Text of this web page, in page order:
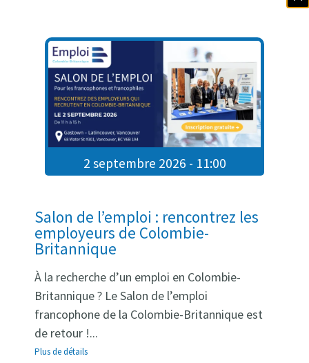
Trouver un emploi en Colombie-Britannique : les
meilleurs conseils pour réussir sa recherche
28 mars 2026
Trouver un emploi en Colombie-Britannique : les
meilleurs conseils pour2 septembre 2026 - 11:00
Salon de l’emploi : rencontrez les
employeurs de Colombie-
Britannique
À la recherche d’un emploi en Colombie-
Britannique ? Le Salon de l’emploi
francophone de la Colombie-Britannique est
de retour !...
Plus de détails